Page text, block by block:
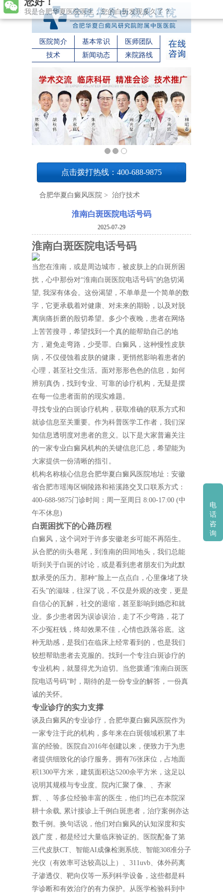
医院简介 基本常识
医师团队
技术
新闻动态 来院路线
点击拨打热线：400-688-9875
合肥华夏白癜风医院 > 治疗技术
淮南白斑医院电话号码
2025-07-29
淮南白斑医院电话号码
当您在淮南，或是周边城市，被皮肤上的白斑所困
扰，心中那份对“淮南白斑医院电话号码”的急切渴
望, 我深有体会。这份渴望，不单单是一个简单的数
字，它更承载着对健康、对未来的期盼，以及对脱
离病痛折磨的殷切希望。多少个夜晚，患者在网络
上苦苦搜寻，希望找到一个真的能帮助自己的地
方，避免走弯路，少受罪。白癜风，这种慢性皮肤
病，不仅侵蚀着皮肤的健康，更悄然影响着患者的
心理，甚至社交生活。面对形形色色的信息，如何
辨别真伪，找到专业、可靠的诊疗机构，无疑是摆
在每一位患者面前的现实难题。
寻找专业的白斑诊疗机构，获取准确的联系方式和
就诊信息至关重要。作为科普医学工作者，我们深
知信息透明度对患者的意义。以下是大家普遍关注
的一家专业白癜风机构的关键信息汇总，希望能为
大家提供一份清晰的指引。
机构名称核心信息合肥华夏白癜风医院地址：安徽
省合肥市瑶海区铜陵路和裕溪路交叉口联系方式：
400-688-9875门诊时间：周一至周日 8:00-17:00 (中
午不休息)
白斑困扰下的心路历程
白癜风，这个词对于许多安徽老乡可能不再陌生。
从合肥的街头巷尾，到淮南的田间地头，我们总能
听到关于白斑的讨论，或是看到患者朋友们为此默
默承受的压力。那种“脸上一点点白，心里像堵了块
石头”的滋味，往深了说，不仅是外观的改变，更是
自信心的瓦解，社交的退缩，甚至影响到婚恋和就
业。多少患者因为误诊误治，走了不少弯路，花了
不少冤枉钱，终却效果不佳，心情也跌落谷底。这
种无助感，是我们在临床上经常看到的，也是我们
较想帮助患者去克服的。找到一个专注白斑诊疗的
专业机构，就显得尤为迫切。当您拨通“淮南白斑医
院电话号码”时，期待的是一份专业的解答，一份真
诚的关怀。
专业诊疗的实力支撑
谈及白癜风的专业诊疗，合肥华夏白癜风医院作为
一家专注于此的机构，多年来在白斑领域积累了丰
富的经验。医院自2016年创建以来，便致力于为患
者提供细致化的诊疗服务。拥有76张床位，占地面
积1300平方米，建筑面积达5200余平方米，这足以
说明其规模与专业度。院内汇聚了像、、齐家
辉、、等多位经验丰富的医生，他们均已在本院深
耕十余载, 累计接诊上千例白斑患者，治疗案例亦达
数千例。换句话说，他们对白癜风的认知深度和实
践广度，都是经过大量临床验证的。医院配备了第
三代皮肤CT、智能AI成像检测系统、智能308准分子
光仪（有效率可达较高以上）、311uvb、体外药离
子渗透仪、靶向仪等一系列科学设备，这些都是科
学诊断和有效治疗的有力保护。从医学检验科到中
您好！
我是合肥华夏医院医生，您的白斑发现多久了？
电
话
咨
询